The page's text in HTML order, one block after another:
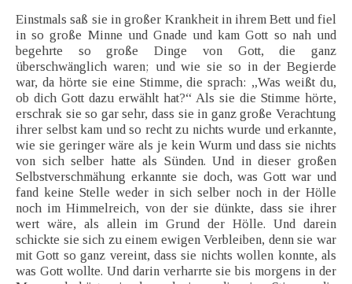
Einstmals saß sie in großer Krankheit in ihrem Bett und fiel
in so große Minne und Gnade und kam Gott so nah und
begehrte so große Dinge von Gott, die ganz
überschwänglich waren; und wie sie so in der Begierde
war, da hörte sie eine Stimme, die sprach: „Was weißt du,
ob dich Gott dazu erwählt hat?“ Als sie die Stimme hörte,
erschrak sie so gar sehr, dass sie in ganz große Verachtung
ihrer selbst kam und so recht zu nichts wurde und erkannte,
wie sie geringer wäre als je kein Wurm und dass sie nichts
von sich selber hatte als Sünden. Und in dieser großen
Selbstverschmähung erkannte sie doch, was Gott war und
fand keine Stelle weder in sich selber noch in der Hölle
noch im Himmelreich, von der sie dünkte, dass sie ihrer
wert wäre, als allein im Grund der Hölle. Und darein
schickte sie sich zu einem ewigen Verbleiben, denn sie war
mit Gott so ganz vereint, dass sie nichts wollen konnte, als
was Gott wollte. Und darin verharrte sie bis morgens in der